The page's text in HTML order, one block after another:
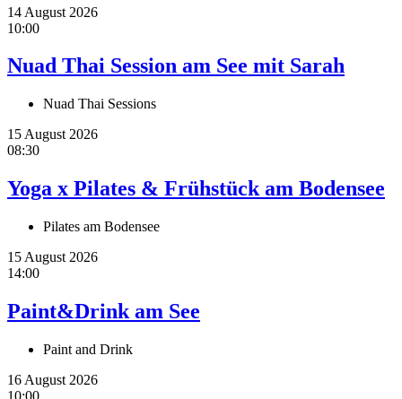
14 August 2026
10:00
Nuad Thai Session am See mit Sarah
Nuad Thai Sessions
15 August 2026
08:30
Yoga x Pilates & Frühstück am Bodensee
Pilates am Bodensee
15 August 2026
14:00
Paint&Drink am See
Paint and Drink
16 August 2026
10:00